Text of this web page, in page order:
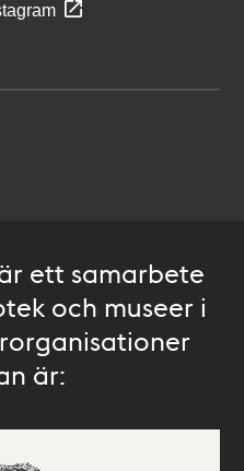
ett samarbete
och museer i
är: